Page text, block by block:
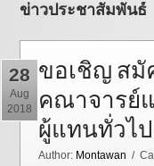
ข่าวประชาสัมพันธ์
28
Aug
2018
ขอเชิญ สมั
คณาจารย์
ผู้แทนทั่วไป
Author: Montawan /